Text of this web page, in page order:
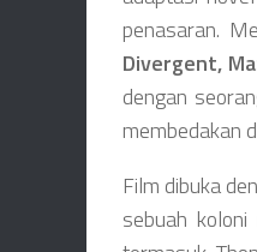
penasaran.
Divergent,
dengan
membedakan
Film dibuka
sebuah